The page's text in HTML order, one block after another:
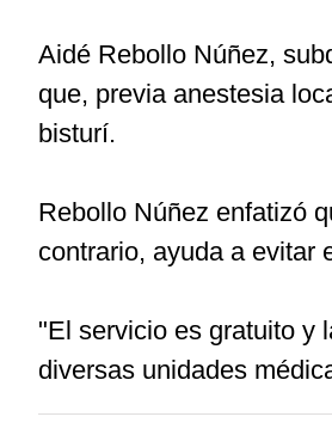
Aidé Rebollo Núñez,
que, previa anestesia
bisturí.
Rebollo Núñez enfatizó
contrario, ayuda a evitar
"El servicio es gratuito y
diversas unidades